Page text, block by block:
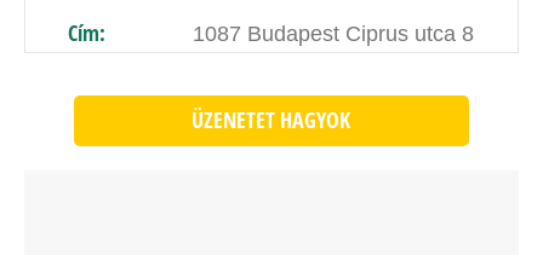
Cím: 1087 Budapest Ciprus utca 8
ÜZENETET HAGYOK